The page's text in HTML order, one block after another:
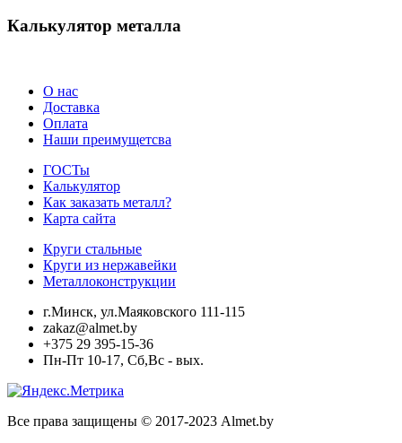
Калькулятор металла
О нас
Доставка
Оплата
Наши преимущетсва
ГОСТы
Калькулятор
Как заказать металл?
Карта сайта
Круги стальные
Круги из нержавейки
Металлоконструкции
г.Минск, ул.Маяковского 111-115
zakaz@almet.by
+375 29 395-15-36
Пн-Пт 10-17, Сб,Вс - вых.
Все права защищены © 2017-2023 Almet.by